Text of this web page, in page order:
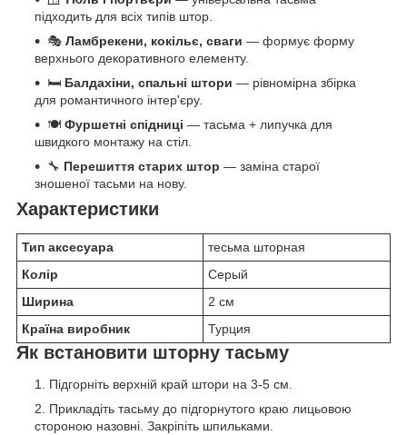
підходить для всіх типів штор.
🎭 Ламбрекени, кокільє, сваги — формує форму
верхнього декоративного елементу.
🛏️ Балдахіни, спальні штори — рівномірна збірка
для романтичного інтер'єру.
🍽️ Фуршетні спідниці — тасьма + липучка для
швидкого монтажу на стіл.
🔧 Перешиття старих штор — заміна старої
зношеної тасьми на нову.
Характеристики
Тип аксесуара
тесьма шторная
Колір
Серый
Ширина
2 см
Країна виробник
Турция
Як встановити шторну тасьму
Підгорніть верхній край штори на 3-5 см.
Прикладіть тасьму до підгорнутого краю лицьовою
стороною назовні. Закріпіть шпильками.